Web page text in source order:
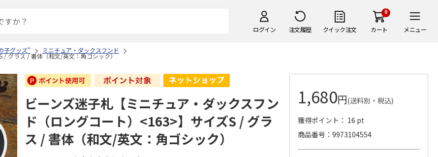
ログイン 注文履歴 クイック注文
0
カート メニュー
子グッズ” ミニチュア・ダックスフンド
/ グラス / 書体（和文/英文：角ゴシック）
ビーンズ迷子札【ミニチュア・ダックスフン
ド（ロングコート）<163>】サイズS / グラ
ス / 書体（和文/英文：角ゴシック）
1,680円(送料別・税込)
獲得ポイント： 16 pt
商品番号
9973104554